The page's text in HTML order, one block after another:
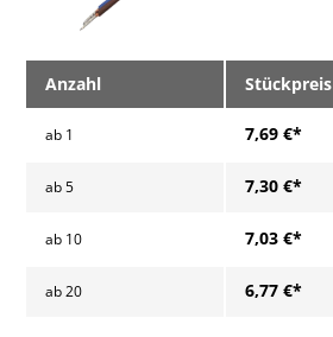
Anzahl Stückpreis
ab 1 7,69 €*
ab5 7,30 €*
ab 10 7,03 €*
ab20 6,77 €*